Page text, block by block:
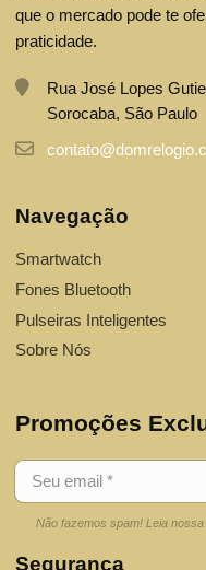
que o mercado pode te
praticidade.
Rua José Lopes
Sorocaba, São Paulo
Navegação
Smartwatch
Fones Bluetooth
Pulseiras Inteligentes
Sobre Nós
Promoções
Não fazemos spam! Leia nossa
Segurança